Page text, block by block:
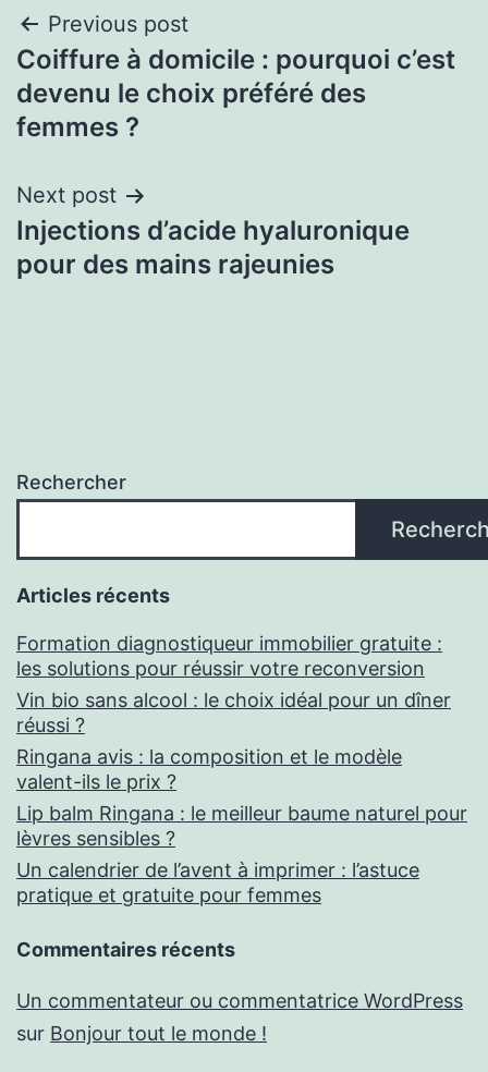
Previous post
Coiffure à domicile : pourquoi c’est
devenu le choix préféré des
femmes ?
Next post
Injections d’acide hyaluronique
pour des mains rajeunies
Rechercher
Articles récents
Formation diagnostiqueur immobilier gratuite :
les solutions pour réussir votre reconversion
Vin bio sans alcool : le choix idéal pour un dîner
réussi ?
Ringana avis : la composition et le modèle
valent-ils le prix ?
Lip balm Ringana : le meilleur baume naturel pour
lèvres sensibles ?
Un calendrier de l’avent à imprimer : l’astuce
pratique et gratuite pour femmes
Commentaires récents
Un commentateur ou commentatrice WordPress
sur Bonjour tout le monde !